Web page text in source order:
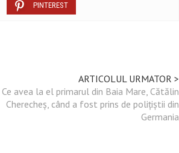
PINTEREST
ARTICOLUL URMATOR >
Ce avea la el primarul din Baia Mare, Cătălin
Cherecheș, când a fost prins de polițiștii din
Germania